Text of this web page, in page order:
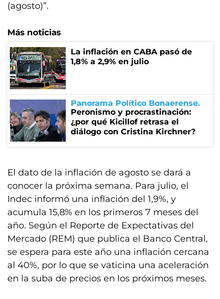
(agosto)”.
Más noticias
La inflación en CABA pasó de
1,8% a 2,9% en julio
Panorama Político Bonaerense
Peronismo y procrastinación:
¿por qué Kicillof retrasa el
diálogo con Cristina Kirchner?
El dato de la inflación de agosto se dará a
conocer la próxima semana. Para julio, el
Indec informó una inflación del 1,9%, y
acumula 15,8% en los primeros 7 meses del
año. Según el Reporte de Expectativas del
Mercado (REM) que publica el Banco Central,
se espera para este año una inflación cercana
al 40%, por lo que se vaticina una aceleración
en la suba de precios en los próximos meses.